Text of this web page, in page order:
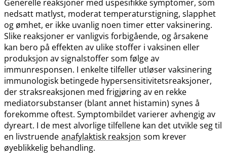
Generelle reaksjoner med uspesifikke symptomer, som
nedsatt matlyst, moderat temperaturstigning, slapphet
og ømhet, er ikke uvanlig noen timer etter vaksinering.
Slike reaksjoner er vanligvis forbigående, og årsakene
kan bero på effekten av ulike stoffer i vaksinen eller
produksjon av signalstoffer som følge av
immunresponsen. I enkelte tilfeller utløser vaksinering
immunologisk betingede hypersensitivitetsreaksjoner,
der straksreaksjonen med frigjøring av en rekke
mediatorsubstanser (blant annet histamin) synes å
forekomme oftest. Symptombildet varierer avhengig av
dyreart. I de mest alvorlige tilfellene kan det utvikle seg til
en livstruende anafylaktisk reaksjon som krever
øyeblikkelig behandling.